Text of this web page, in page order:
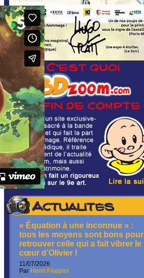
Actualités
« Équation à une inconnue » :
tous les moyens sont bons pour
retrouver celle qui a fait vibrer le
cœur d’Olivier !
11/07/2026
Par Henri Filippini